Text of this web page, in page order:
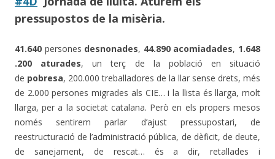
pressupostos de la misèria.
41.640 persones desnonades, 44.890 acomiadades, 1.648
.200 aturades, un terç de la població en situació
de pobresa, 200.000 treballadores de la llar sense drets, més
de 2.000 persones migrades als CIE… i la llista és llarga, molt
llarga, per a la societat catalana. Però en els propers mesos
només sentirem parlar d’ajust pressupostari, de
reestructuració de l’administració pública, de dèficit, de deute,
de sanejament, de rescat… és a dir, retallades i